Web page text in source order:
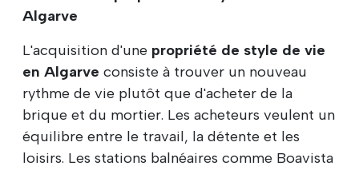
Algarve
L'acquisition d'une propriété de style de vie
en Algarve consiste à trouver un nouveau
rythme de vie plutôt que d'acheter de la
brique et du mortier. Les acheteurs veulent un
équilibre entre le travail, la détente et les
loisirs. Les stations balnéaires comme Boavista